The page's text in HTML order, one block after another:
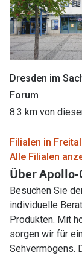
Dresden im
Forum
8.3 km von
Filialen in
Alle Filialen
Über
Besuchen Sie
individuelle
Produkten. Mit
sorgen wir für
Sehvermögens.